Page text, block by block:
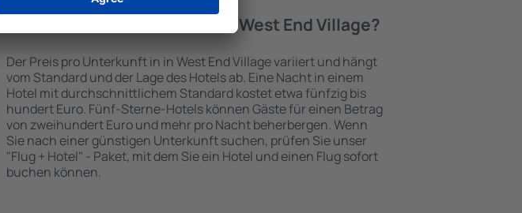
Wie viel kostet ein Hotel in in West End Village?
Der Preis pro Unterkunft in in West End Village variiert und hängt
vom Standard und der Lage des Hotels ab. Eine Nacht in einem
Hotel mit durchschnittlichem Standard kostet etwa fünfzig bis
hundert Euro. Fünf-Sterne-Hotels können Gäste für einen Betrag
von zweihundert Euro und mehr pro Nacht beherbergen. Wenn
Sie nach einer günstigen Unterkunft suchen, prüfen Sie unser
"Flug + Hotel" - Paket, mit dem Sie ein Hotel und einen Flug sofort
buchen können.